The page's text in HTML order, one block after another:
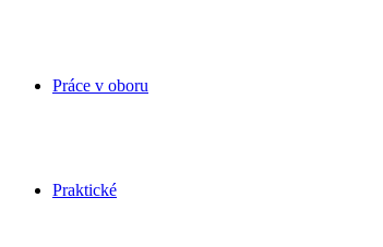
Práce v oboru
Praktické